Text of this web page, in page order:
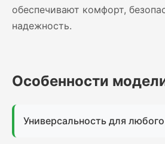
обеспечивают комфорт,
надежность.
Особенности
Универсальность для